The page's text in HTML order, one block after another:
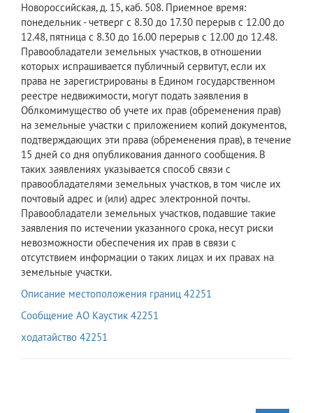
Новороссийская, д. 15, каб. 508. Приемное время:
понедельник - четверг с 8.30 до 17.30 перерыв с 12.00 до
12.48, пятница с 8.30 до 16.00 перерыв с 12.00 до 12.48.
Правообладатели земельных участков, в отношении
которых испрашивается публичный сервитут, если их
права не зарегистрированы в Едином государственном
реестре недвижимости, могут подать заявления в
Облкомимущество об учете их прав (обременения прав)
на земельные участки с приложением копий документов,
подтверждающих эти права (обременения прав), в течение
15 дней со дня опубликования данного сообщения. В
таких заявлениях указывается способ связи с
правообладателями земельных участков, в том числе их
почтовый адрес и (или) адрес электронной почты.
Правообладатели земельных участков, подавшие такие
заявления по истечении указанного срока, несут риски
невозможности обеспечения их прав в связи с
отсутствием информации о таких лицах и их правах на
земельные участки.
Описание местоположения границ 42251
Сообщение АО Каустик 42251
ходатайство 42251